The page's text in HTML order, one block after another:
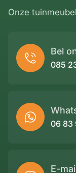
Onze
Bel
085
06 83
E-